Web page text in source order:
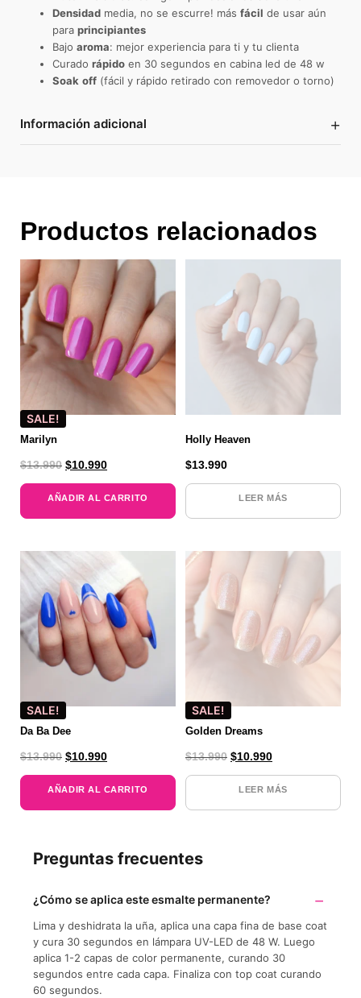
Densidad media, no se escurre! más fácil de usar aún
para principiantes
Bajo aroma: mejor experiencia para ti y tu clienta
Curado rápido en 30 segundos en cabina led de 48 w
Soak off (fácil y rápido retirado con removedor o torno)
Información adicional +
Productos relacionados
SALE!
Marilyn
$13.990 $10.990
AÑADIR AL CARRITO
Holly Heaven
$13.990
LEER MÁS
SALE!
Da Ba Dee
$13.990 $10.990
AÑADIR AL CARRITO
SALE!
Golden Dreams
$13.990 $10.990
LEER MÁS
Preguntas frecuentes
¿Cómo se aplica este esmalte permanente?
Lima y deshidrata la uña, aplica una capa fina de base coat
y cura 30 segundos en lámpara UV-LED de 48 W. Luego
aplica 1-2 capas de color permanente, curando 30
segundos entre cada capa. Finaliza con top coat curando
60 segundos.